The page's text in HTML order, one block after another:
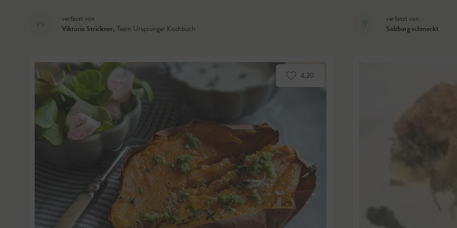
verfasst von
Viktoria Strickner, Team Ursprunger Kochbuch
verfasst von
Salzburg schmeckt
4.20